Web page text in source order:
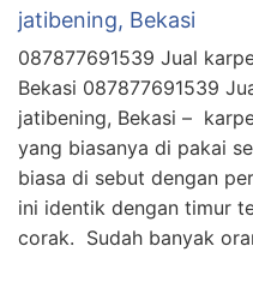
jatibening, Bekasi
087877691539 Jual
Bekasi 087877691539
jatibening, Bekasi –
yang biasanya di pakai
biasa di sebut dengan
ini identik dengan timur
corak. Sudah banyak